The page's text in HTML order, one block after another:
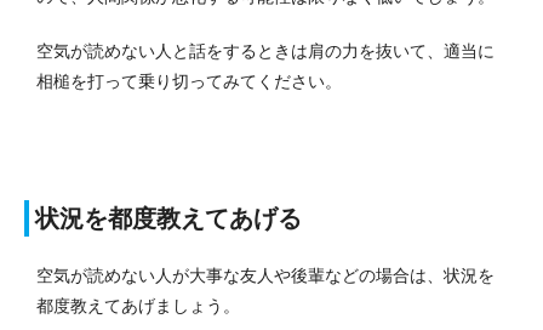
空気が読めない人と話をするときは肩の力を抜いて、適当に
相槌を打って乗り切ってみてください。
状況を都度教えてあげる
空気が読めない人が大事な友人や後輩などの場合は、状況を
都度教えてあげましょう。